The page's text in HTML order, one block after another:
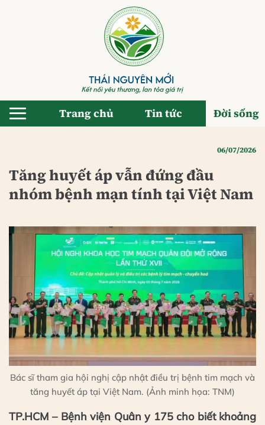
Trang chủ Tin tức Đời sống
06/07/2026
Tăng huyết áp vẫn đứng đầu
nhóm bệnh mạn tính tại Việt Nam
Bác sĩ tham gia hội nghị cập nhật điều trị bệnh tim mạch và
tăng huyết áp tại Việt Nam. (Ảnh minh họa: TNM)
TP.HCM – Bệnh viện Quân y 175 cho biết khoảng